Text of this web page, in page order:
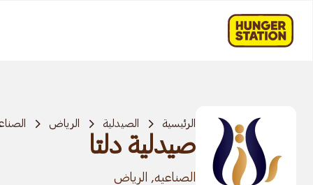
الرئيسية الصيدلية الرياض
صيدلية دلتا
الصناعيه, الرياض